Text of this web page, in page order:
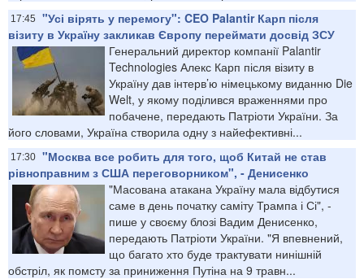
17:45
"Усі вірять у перемогу": CEO Palantir Карп після
візиту в Україну закликав Європу переймати досвід ЗСУ
Генеральний директор компанії Palantir
Technologies Алекс Карп після візиту в
Україну дав інтерв’ю німецькому виданню Die
Welt, у якому поділився враженнями про
побачене, передають Патріоти України. За
його словами, Україна створила одну з найефективні...
17:30 "Москва все робить для того, щоб Китай не став
рівноправним з США переговорником", - Денисенко
"Масована атакана Україну мала відбутися
саме в день початку саміту Трампа і Сі", -
пише у своєму блозі Вадим Денисенко,
передають Патріоти України. "Я впевнений,
що багато хто буде трактувати нинішній
обстріл, як помсту за приниження Путіна на 9 травн...